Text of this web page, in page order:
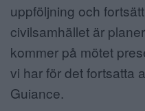
uppföljning och
civilsamhället är
kommer på mötet
vi har för det fortsatta
Guiance.